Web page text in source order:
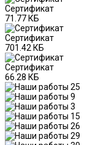
Сертификат
71.77 КБ
Сертификат
701.42 КБ
Сертификат
66.28 КБ